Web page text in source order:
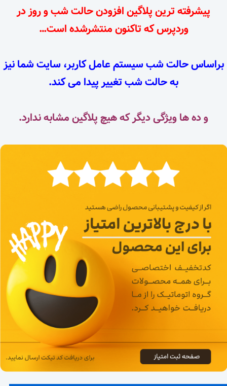
پیشرفته ترین پلاگین افزودن حالت شب و روز در
وردپرس که تاکنون منتشرشده است…
براساس حالت شب سیستم عامل کاربر، سایت شما نیز
به حالت شب تغییر پیدا می کند.
و ده ها ویژگی دیگر که هیچ پلاگین مشابه ندارد.